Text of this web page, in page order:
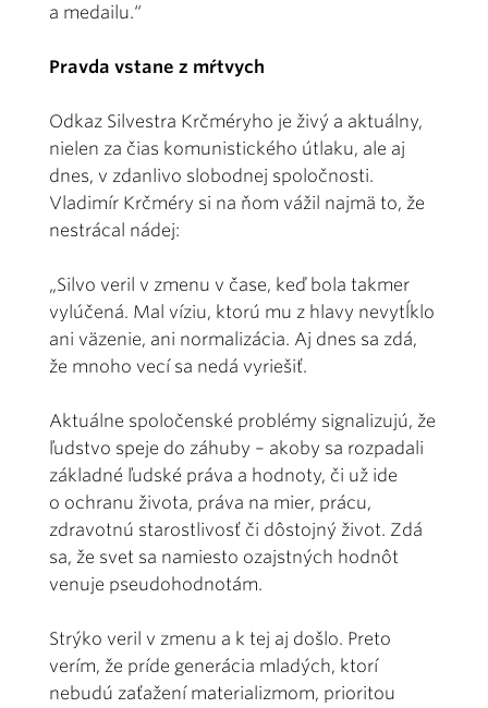
a medailu.“
Pravda vstane z mŕtvych
Odkaz Silvestra Krčméryho je živý a aktuálny,
nielen za čias komunistického útlaku, ale aj
dnes, v zdanlivo slobodnej spoločnosti.
Vladimír Krčméry si na ňom vážil najmä to, že
nestrácal nádej:
„Silvo veril v zmenu v čase, keď bola takmer
vylúčená. Mal víziu, ktorú mu z hlavy nevytĺklo
ani väzenie, ani normalizácia. Aj dnes sa zdá,
že mnoho vecí sa nedá vyriešiť.
Aktuálne spoločenské problémy signalizujú, že
ľudstvo speje do záhuby – akoby sa rozpadali
základné ľudské práva a hodnoty, či už ide
o ochranu života, práva na mier, prácu,
zdravotnú starostlivosť či dôstojný život. Zdá
sa, že svet sa namiesto ozajstných hodnôt
venuje pseudohodnotám.
Strýko veril v zmenu a k tej aj došlo. Preto
verím, že príde generácia mladých, ktorí
nebudú zaťažení materializmom, prioritou